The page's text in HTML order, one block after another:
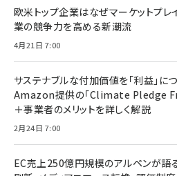
欧米トップ企業はなぜマーケットプ
業の競争力を高める新潮流
4月21日 7:00
サステナブルな付加価値を「利益」に
Amazon提供の「Climate Pledge
＋事業者のメリットを詳しく解説
2月24日 7:00
EC売上250億円規模のアルペンが語